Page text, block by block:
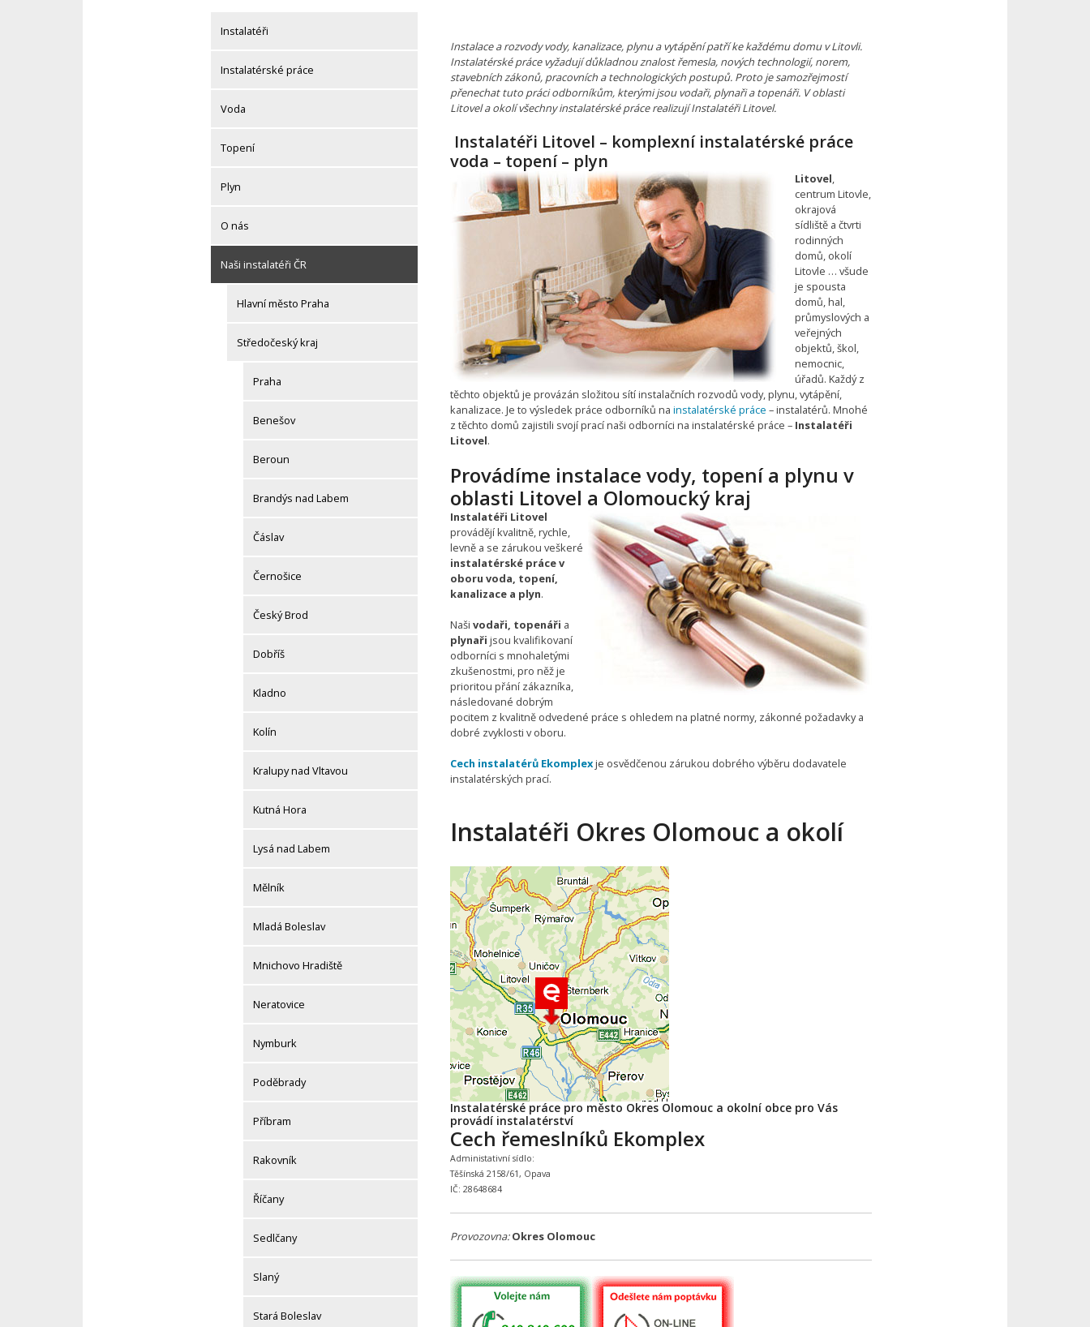
Instalatéři
Instalatérské práce
Voda
Topení
Plyn
O nás
Naši instalatéři ČR
Hlavní město Praha
Středočeský kraj
Praha
Benešov
Beroun
Brandýs nad Labem
Čáslav
Černošice
Český Brod
Dobříš
Kladno
Kolín
Kralupy nad Vltavou
Kutná Hora
Lysá nad Labem
Mělník
Mladá Boleslav
Mnichovo Hradiště
Neratovice
Nymburk
Poděbrady
Příbram
Rakovník
Říčany
Sedlčany
Slaný
Stará Boleslav
Instalace a rozvody vody, kanalizace, plynu a vytápění patří ke každému domu v Litovli.
Instalatérské práce vyžadují důkladnou znalost řemesla, nových technologií, norem,
stavebních zákonů, pracovních a technologických postupů. Proto je samozřejmostí
přenechat tuto práci odborníkům, kterými jsou vodaři, plynaři a topenáři. V oblasti
Litovel a okolí všechny instalatérské práce realizují Instalatéři Litovel.
Instalatéři Litovel – komplexní instalatérské práce
voda – topení – plyn
Litovel
centrum Litovle,
okrajová
sídliště a čtvrti
rodinných
domů, okolí
Litovle … všude
je spousta
domů, hal,
průmyslových a
veřejných
objektů, škol,
nemocnic,
úřadů. Každý z
těchto objektů je provázán složitou sítí instalačních rozvodů vody, plynu, vytápění,
kanalizace. Je to výsledek práce odborníků na instalatérské práce – instalatérů. Mnohé
z těchto domů zajistili svojí prací naši odborníci na instalatérské práce – Instalatéři
Litovel.
Provádíme instalace vody, topení a plynu v
oblasti Litovel a Olomoucký kraj
Instalatéři Litovel
provádějí kvalitně, rychle,
levně a se zárukou veškeré
instalatérské práce v
oboru voda, topení,
kanalizace a plyn.
Naši vodaři, topenáři a
plynaři jsou kvalifikovaní
odborníci s mnohaletými
zkušenostmi, pro něž je
prioritou přání zákazníka,
následované dobrým
pocitem z kvalitně odvedené práce s ohledem na platné normy, zákonné požadavky a
dobré zvyklosti v oboru.
Cech instalatérů Ekomplexje osvědčenou zárukou dobrého výběru dodavatele
instalatérských prací.
Instalatéři Okres Olomouc a okolí
Instalatérské práce pro město Okres Olomouc a okolní obce pro Vás
provádí instalatérství
Cech řemeslníků Ekomplex
Administativní sídlo:
Těšínská 2158/61, Opava
IČ: 28648684
Provozovna: Okres Olomouc